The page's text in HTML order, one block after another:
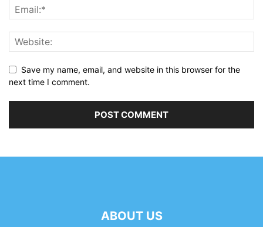
Save my name, email, and website in this browser for the
next time I comment.
ABOUT US